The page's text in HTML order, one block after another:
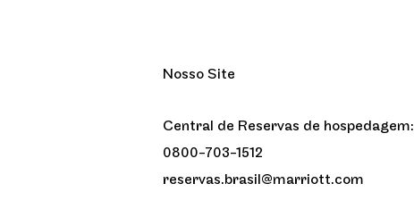
Nosso Site
Central de Reservas de hospedagem:
0800-703-1512
reservas.brasil@marriott.com